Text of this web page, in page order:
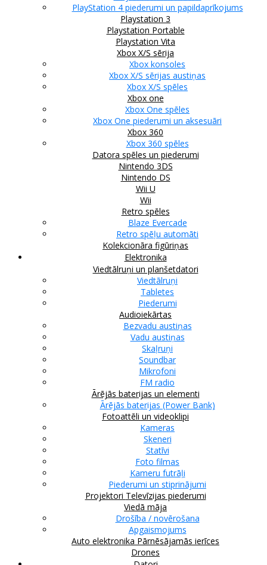
PlayStation 4 piederumi un papildaprīkojums
Playstation 3
Playstation Portable
Playstation Vita
Xbox X/S sērija
Xbox konsoles
Xbox X/S sērijas austiņas
Xbox X/S spēles
Xbox one
Xbox One spēles
Xbox One piederumi un aksesuāri
Xbox 360
Xbox 360 spēles
Datora spēles un piederumi
Nintendo 3DS
Nintendo DS
Wii U
Wii
Retro spēles
Blaze Evercade
Retro spēļu automāti
Kolekcionāra figūriņas
Elektronika
Viedtālruņi un planšetdatori
Viedtālruņi
Tabletes
Piederumi
Audioiekārtas
Bezvadu austiņas
Vadu austiņas
Skaļruņi
Soundbar
Mikrofoni
FM radio
Ārējās baterijas un elementi
Ārējās baterijas (Power Bank)
Fotoattēli un videoklipi
Kameras
Skeneri
Statīvi
Foto filmas
Kameru futrāļi
Piederumi un stiprinājumi
Projektori Televīzijas piederumi
Viedā māja
Drošība / novērošana
Apgaismojums
Auto elektronika Pārnēsājamās ierīces
Drones